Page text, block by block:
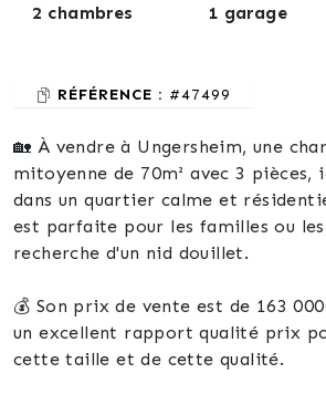
2 chambres 1 garage
RÉFÉRENCE : #47499
🏡 À vendre à Ungersheim, une
mitoyenne de 70m² avec 3 pièces,
dans un quartier calme et
est parfaite pour les familles ou
recherche d'un nid douillet.
💰 Son prix de vente est de 163
un excellent rapport qualité prix
cette taille et de cette qualité.